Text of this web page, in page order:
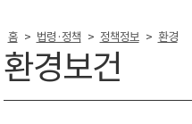
홈 > 법령·정책 > 정책정보 > 환경
환경보건